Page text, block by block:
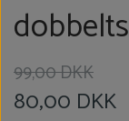
99,00 DKK
80,00 DKK